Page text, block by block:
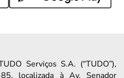
Serviços S.A. (“TUDO”),
localizada à Av. Senador